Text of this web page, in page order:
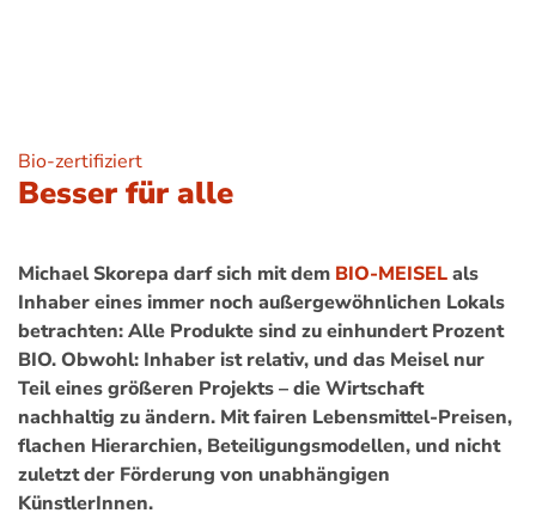
Bio-zertifiziert
Besser für alle
Michael Skorepa darf sich mit dem BIO-MEISELals
Inhaber eines immer noch außergewöhnlichen Lokals
betrachten: Alle Produkte sind zu einhundert Prozent
BIO. Obwohl: Inhaber ist relativ, und das Meisel nur
Teil eines größeren Projekts – die Wirtschaft
nachhaltig zu ändern. Mit fairen Lebensmittel-Preisen,
flachen Hierarchien, Beteiligungsmodellen, und nicht
zuletzt der Förderung von unabhängigen
KünstlerInnen.